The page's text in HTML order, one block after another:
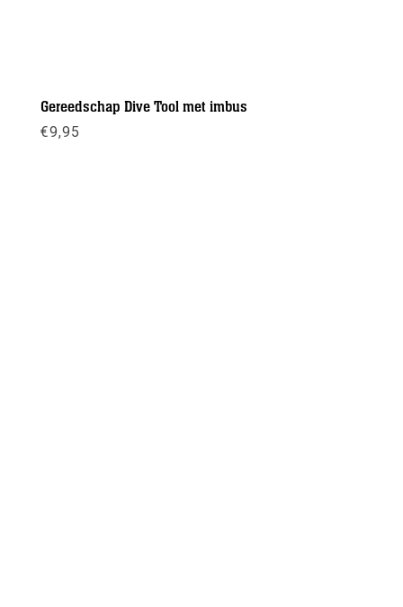
Gereedschap Dive Tool met imbus
€9,95